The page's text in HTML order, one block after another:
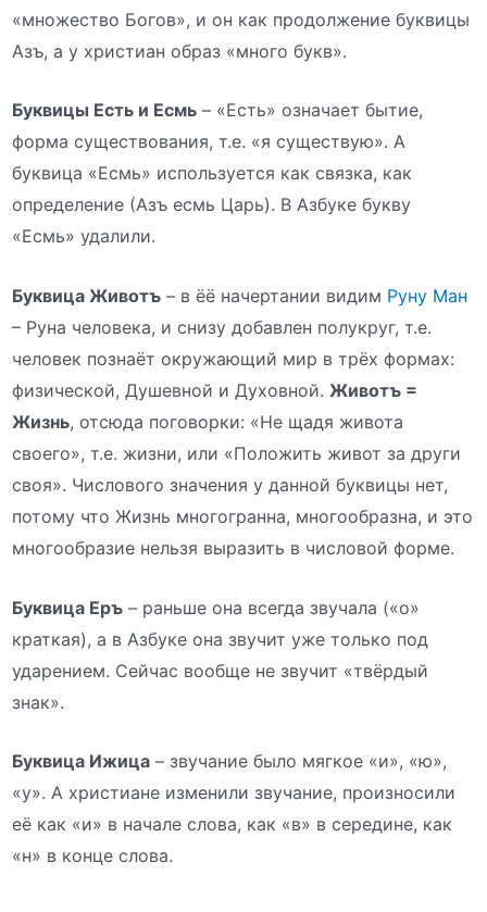
«множество Богов», и он как продолжение буквицы
Азъ, а у христиан образ «много букв».
Буквицы Есть и Есмь – «Есть» означает бытие,
форма существования, т.е. «я существую». А
буквица «Есмь» используется как связка, как
определение (Азъ есмь Царь). В Азбуке букву
«Есмь» удалили.
Буквица Животъ – в ёё начертании видим Руну Ман
– Руна человека, и снизу добавлен полукруг, т.е.
человек познаёт окружающий мир в трёх формах:
физической, Душевной и Духовной.Животъ =
Жизнь, отсюда поговорки: «Не щадя живота
своего», т.е. жизни, или «Положить живот за други
своя». Числового значения у данной буквицы нет,
потому что Жизнь многогранна, многообразна, и это
многообразие нельзя выразить в числовой форме.
Буквица Еръ – раньше она всегда звучала («о»
краткая), а в Азбуке она звучит уже только под
ударением. Сейчас вообще не звучит «твёрдый
знак».
Буквица Ижица – звучание было мягкое «и», «ю»,
«у». А христиане изменили звучание, произносили
её как «и» в начале слова, как «в» в середине, как
«н» в конце слова.